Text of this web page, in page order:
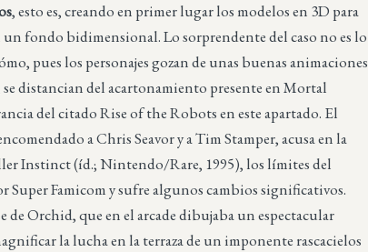
, esto es, creando en primer lugar los modelos en 3D para
un fondo bidimensional. Lo sorprendente del caso no es lo
pues los personajes gozan de unas buenas animaciones
distancian del acartonamiento presente en Mortal
del citado Rise of the Robots en este apartado. El
a Chris Seavor y a Tim Stamper, acusa en la
Instinct (íd.; Nintendo/Rare, 1995), los límites del
Super Famicom y sufre algunos cambios significativos.
de Orchid, que en el arcade dibujaba un espectacular
la lucha en la terraza de un imponente rascacielos